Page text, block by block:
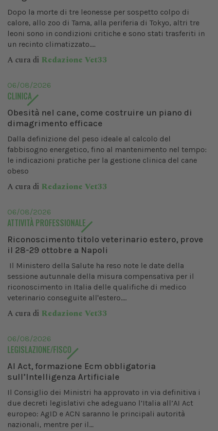
Dopo la morte di tre leonesse per sospetto colpo di
calore, allo zoo di Tama, alla periferia di Tokyo, altri tre
leoni sono in condizioni critiche e sono stati trasferiti in
un recinto climatizzato....
A cura di Redazione Vet33
06/08/2026
CLINICA
Obesità nel cane, come costruire un piano di
dimagrimento efficace
Dalla definizione del peso ideale al calcolo del
fabbisogno energetico, fino al mantenimento nel tempo:
le indicazioni pratiche per la gestione clinica del cane
obeso
A cura di Redazione Vet33
06/08/2026
ATTIVITÀ PROFESSIONALE
Riconoscimento titolo veterinario estero, prove
il 28-29 ottobre a Napoli
Il Ministero della Salute ha reso note le date della
sessione autunnale della misura compensativa per il
riconoscimento in Italia delle qualifiche di medico
veterinario conseguite all'estero....
A cura di Redazione Vet33
06/08/2026
LEGISLAZIONE/FISCO
AI Act, formazione Ecm obbligatoria
sull’Intelligenza Artificiale
Il Consiglio dei Ministri ha approvato in via definitiva i
due decreti legislativi che adeguano l’Italia all’AI Act
europeo: AgID e ACN saranno le principali autorità
nazionali, mentre per il...